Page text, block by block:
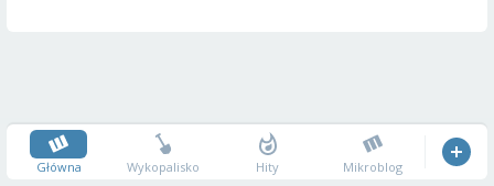
Główna Wykopalisko Hity Mikroblog